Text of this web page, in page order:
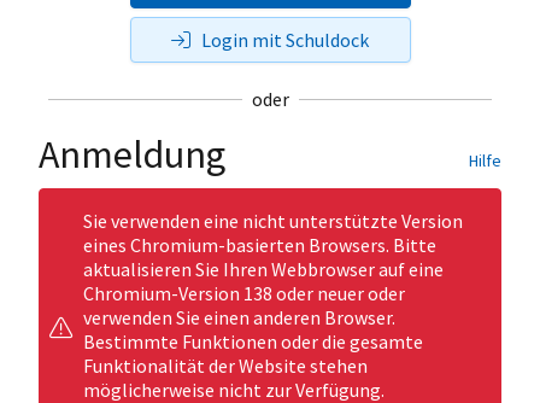
Login mit Schuldock
oder
Anmeldung Hilfe
Sie verwenden eine nicht unterstützte Version
eines Chromium-basierten Browsers. Bitte
aktualisieren Sie Ihren Webbrowser auf eine
Chromium-Version 138 oder neuer oder
verwenden Sie einen anderen Browser.
Bestimmte Funktionen oder die gesamte
Funktionalität der Website stehen
möglicherweise nicht zur Verfügung.